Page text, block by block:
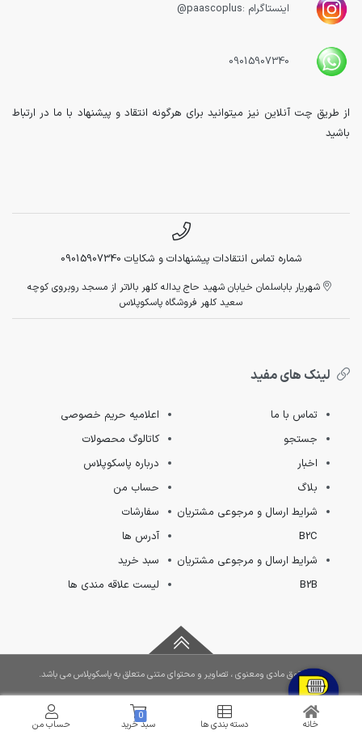
خانه دسته بندی ها سبد خرید
0
حساب من
اینستاگرام :paascoplus@
09015907340
از طریق چت آنلاین نیز میتوانید برای هرگونه انتقاد و پیشنهاد با ما در ارتباط
باشید
شماره تماس انتقادات پیشنهادات و شکایات 09015907340
شهریار باباسلمان خیابان شهید حاج یداله کلهر بالاتر از مسجد روبروی کوچه
سعید کلهر فروشگاه پاسکوپلاس
لینک های مفید
تماس با ما
جستجو
اخبار
بلاگ
شرایط ارسال و مرجوعی مشتریان
B2C
شرایط ارسال و مرجوعی مشتریان
B2B
اعلامیه حریم خصوصی
کاتالوگ محصولات
درباره پاسکوپلاس
حساب من
سفارشات
آدرس ها
سبد خرید
لیست علاقه مندی ها
کلیه حقوق مادی ومعنوی ، تصاویر و محتوای متنی متعلق به پاسکوپلاس می باشد.